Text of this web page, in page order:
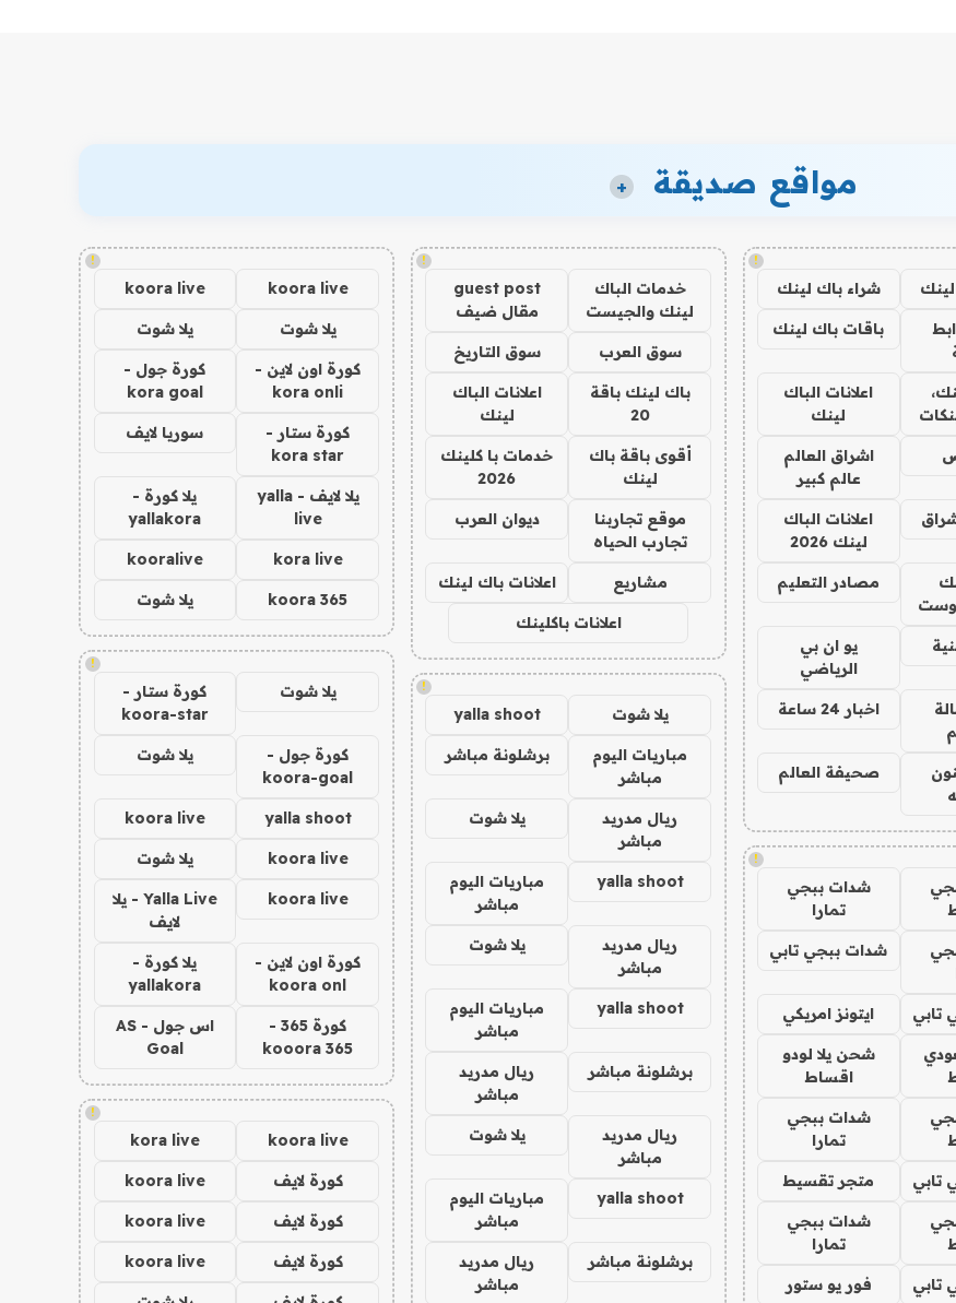
مواقع صديقة +
!
شراء باك لينك
باقات باك لينك
اعلانات الباك
لينك
اشراق العالم
عالم كبير
اعلانات الباك
لينك 2026
مصادر التعليم
يو ان بي
الرياضي
اخبار 24 ساعة
صحيفة العالم
!
شدات ببجي
تمارا
شدات ببجي تابي
تابي ايتونز امريكي
شحن يلا لودو
اقساط
شدات ببجي
تمارا
تابي متجر تقسيط
شدات ببجي
تمارا
تابي فور يو ستور
!
خدمات الباك
لينك والجيست
guest post
مقال ضيف
سوق العرب سوق التاريخ
باك لينك باقة
20
اعلانات الباك
لينك
أقوى باقة باك
لينك
خدمات با كلينك
2026
موقع تجاربنا
تجارب الحياه
ديوان العرب
مشاريع اعلانات باك لينك
اعلانات باكلينك
!
يلا شوت yalla shoot
مباريات اليوم
مباشر
برشلونة مباشر
ريال مدريد
مباشر
يلا شوت
yalla shoot
مباريات اليوم
مباشر
ريال مدريد
مباشر
يلا شوت
yalla shoot
مباريات اليوم
مباشر
برشلونة مباشر
ريال مدريد
مباشر
ريال مدريد
مباشر
يلا شوت
yalla shoot
مباريات اليوم
مباشر
برشلونة مباشر
ريال مدريد
مباشر
!
koora live
koora live
يلا شوت يلا شوت
كورة اون لاين -
kora onli
كورة جول -
kora goal
كورة ستار -
kora star
سوريا لايف
يلا لايف - yalla
live
يلا كورة -
yallakora
kora live
kooralive
koora 365 يلا شوت
!
يلا شوت
كورة ستار -
koora-star
كورة جول -
koora-goal
يلا شوت
yalla shoot
koora live
koora live يلا شوت
koora live
Yalla Live - يلا
لايف
كورة اون لاين -
koora onl
يلا كورة -
yallakora
كورة 365 -
kooora 365
اس جول - AS
Goal
!
koora live
kora live
كورة لايف koora live
كورة لايف koora live
كورة لايف koora live